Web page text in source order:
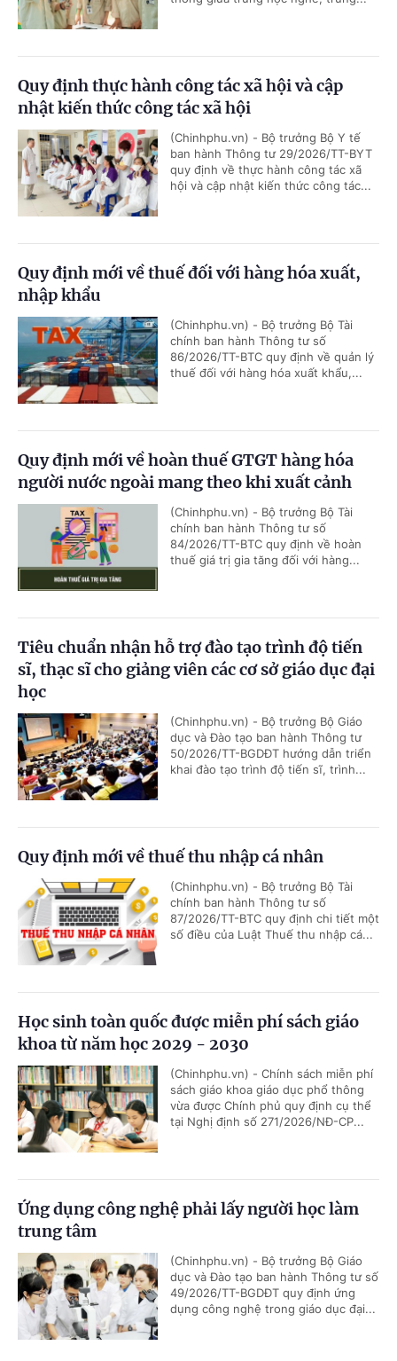
Quy định thực hành công tác xã hội và cập
nhật kiến thức công tác xã hội
(Chinhphu.vn) - Bộ trưởng Bộ Y tế
ban hành Thông tư 29/2026/TT-BYT
quy định về thực hành công tác xã
hội và cập nhật kiến thức công tác...
Quy định mới về thuế đối với hàng hóa xuất,
nhập khẩu
(Chinhphu.vn) - Bộ trưởng Bộ Tài
chính ban hành Thông tư số
86/2026/TT-BTC quy định về quản lý
thuế đối với hàng hóa xuất khẩu,...
Quy định mới về hoàn thuế GTGT hàng hóa
người nước ngoài mang theo khi xuất cảnh
(Chinhphu.vn) - Bộ trưởng Bộ Tài
chính ban hành Thông tư số
84/2026/TT-BTC quy định về hoàn
thuế giá trị gia tăng đối với hàng...
Tiêu chuẩn nhận hỗ trợ đào tạo trình độ tiến
sĩ, thạc sĩ cho giảng viên các cơ sở giáo dục đại
học
(Chinhphu.vn) - Bộ trưởng Bộ Giáo
dục và Đào tạo ban hành Thông tư
50/2026/TT-BGDĐT hướng dẫn triển
khai đào tạo trình độ tiến sĩ, trình...
Quy định mới về thuế thu nhập cá nhân
(Chinhphu.vn) - Bộ trưởng Bộ Tài
chính ban hành Thông tư số
87/2026/TT-BTC quy định chi tiết một
số điều của Luật Thuế thu nhập cá...
Học sinh toàn quốc được miễn phí sách giáo
khoa từ năm học 2029 - 2030
(Chinhphu.vn) - Chính sách miễn phí
sách giáo khoa giáo dục phổ thông
vừa được Chính phủ quy định cụ thể
tại Nghị định số 271/2026/NĐ-CP...
Ứng dụng công nghệ phải lấy người học làm
trung tâm
(Chinhphu.vn) - Bộ trưởng Bộ Giáo
dục và Đào tạo ban hành Thông tư số
49/2026/TT-BGDĐT quy định ứng
dụng công nghệ trong giáo dục đại...